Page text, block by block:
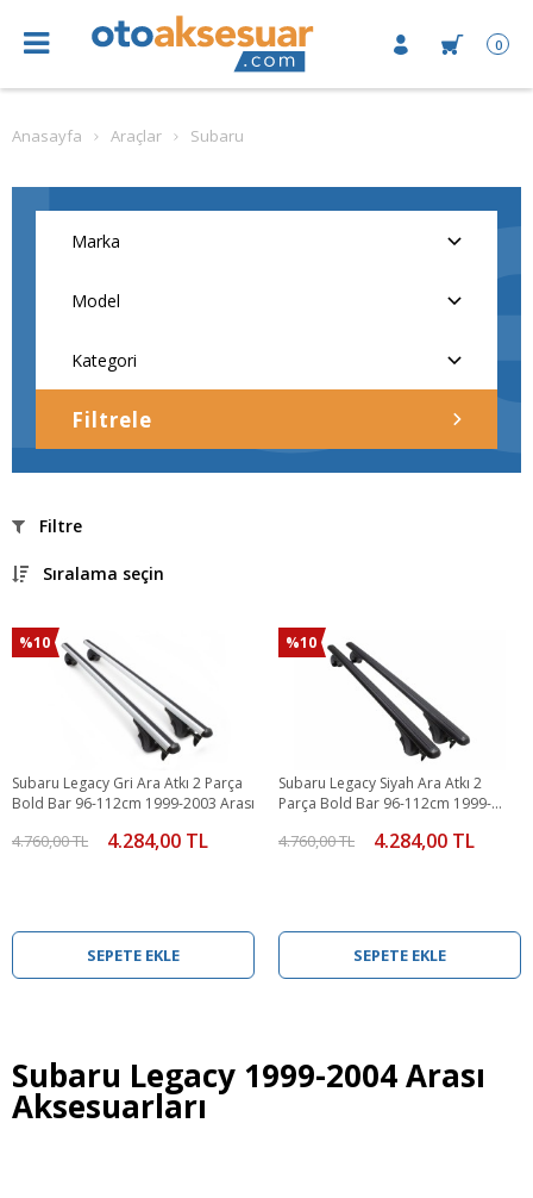
0
Anasayfa Araçlar Subaru
Filtrele
Filtre
Sıralama seçin
%10
Subaru Legacy Gri Ara Atkı 2 Parça
Bold Bar 96-112cm 1999-2003 Arası
4.760,00 TL 4.284,00 TL
SEPETE EKLE
%10
Subaru Legacy Siyah Ara Atkı 2
Parça Bold Bar 96-112cm 1999-
4.760,00 TL 4.284,00 TL
SEPETE EKLE
Subaru Legacy 1999-2004 Arası
Aksesuarları